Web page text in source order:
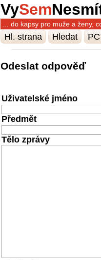
VySem
… do kapsy pro muže a ženy,
Hl. strana Hledat
Odeslat odpověď
Uživatelské jméno
Předmět
Tělo zprávy